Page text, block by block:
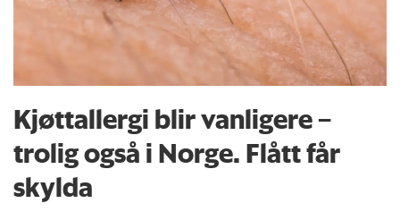
Kjøttallergi blir vanligere –
trolig også i Norge. Flått får
skylda